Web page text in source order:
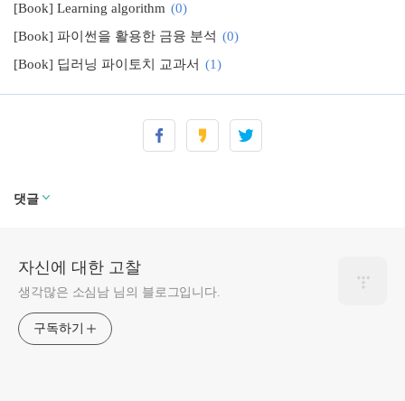
[Book] Learning algorithm (0)
[Book] 파이썬을 활용한 금융 분석 (0)
[Book] 딥러닝 파이토치 교과서 (1)
[Book] Deep Learning for Coders with fastai & PyTorch (0)
[Book] 파이썬으로 익히는 말랑말랑 알고리즘
(0)
댓글
자신에 대한 고찰
생각많은 소심남 님의 블로그입니다.
구독하기